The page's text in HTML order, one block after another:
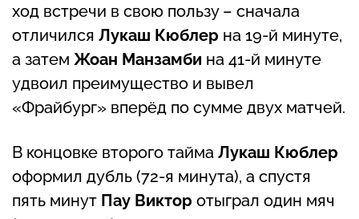
ход встречи в свою пользу – сначала
отличился Лукаш Кюблер на 19-й минуте,
а затем Жоан Манзамби на 41-й минуте
удвоил преимущество и вывел
«Фрайбург» вперёд по сумме двух матчей.
В концовке второго тайма Лукаш Кюблер
оформил дубль (72-я минута), а спустя
пять минут Пау Виктор отыграл один мяч